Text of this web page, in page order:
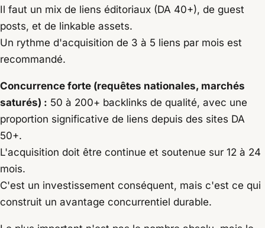
Il faut un mix de liens éditoriaux (DA 40+), de guest
posts, et de linkable assets.
Un rythme d'acquisition de 3 à 5 liens par mois est
recommandé.
Concurrence forte (requêtes nationales, marchés
saturés) : 50 à 200+ backlinks de qualité, avec une
proportion significative de liens depuis des sites DA
50+.
L'acquisition doit être continue et soutenue sur 12 à 24
mois.
C'est un investissement conséquent, mais c'est ce qui
construit un avantage concurrentiel durable.